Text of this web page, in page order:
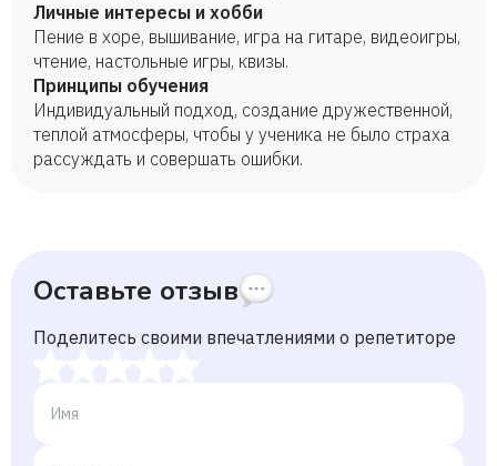
Личные интересы и хобби
Пение в хоре, вышивание, игра на гитаре, видеоигры,
чтение, настольные игры, квизы.
Принципы обучения
Индивидуальный подход, создание дружественной,
теплой атмосферы, чтобы у ученика не было страха
рассуждать и совершать ошибки.
Оставьте отзыв
Поделитесь своими впечатлениями о репетиторе